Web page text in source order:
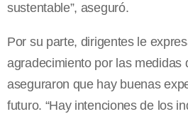
sustentable”, aseguró.
Por su parte, dirigentes le
agradecimiento por las medidas
aseguraron que hay buenas
futuro. “Hay intenciones de los